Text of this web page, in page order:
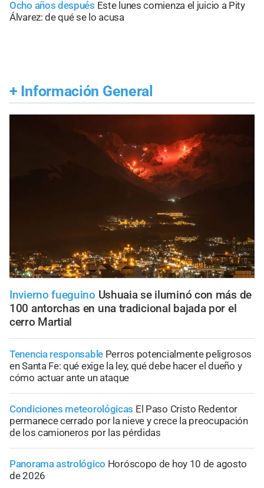
Ocho años después Este lunes comienza el juicio a Pity
Álvarez: de qué se lo acusa
+ Información General
Invierno fueguino Ushuaia se iluminó con más de
100 antorchas en una tradicional bajada por el
cerro Martial
Tenencia responsable Perros potencialmente peligrosos
en Santa Fe: qué exige la ley, qué debe hacer el dueño y
cómo actuar ante un ataque
Condiciones meteorológicas El Paso Cristo Redentor
permanece cerrado por la nieve y crece la preocupación
de los camioneros por las pérdidas
Panorama astrológico Horóscopo de hoy 10 de agosto
de 2026